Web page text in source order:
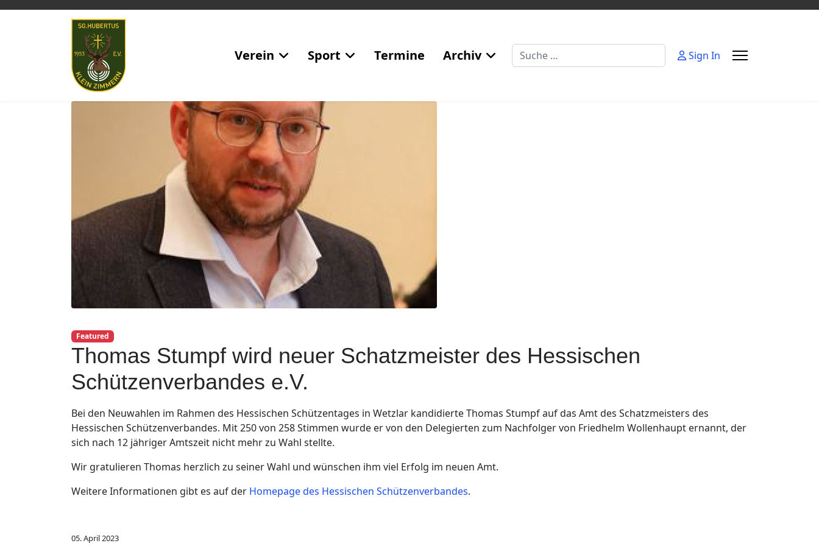
Verein Sport Termine Archiv Suchen Sign In
Featured
Thomas Stumpf wird neuer Schatzmeister des Hessischen
Schützenverbandes e.V.
Bei den Neuwahlen im Rahmen des Hessischen Schützentages in Wetzlar kandidierte Thomas Stumpf auf das Amt des Schatzmeisters des
Hessischen Schützenverbandes. Mit 250 von 258 Stimmen wurde er von den Delegierten zum Nachfolger von Friedhelm Wollenhaupt ernannt, der
sich nach 12 jähriger Amtszeit nicht mehr zu Wahl stellte.
Wir gratulieren Thomas herzlich zu seiner Wahl und wünschen ihm viel Erfolg im neuen Amt.
Weitere Informationen gibt es auf der Homepage des Hessischen Schützenverbandes.
05. April 2023